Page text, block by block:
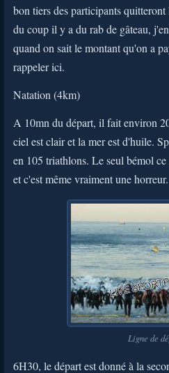
bon tiers des participants
du coup il y a du rab de gâteau,
quand on sait le montant qu'on a
rappeler ici.
Natation (4km)
A 10mn du départ, il fait environ
ciel est clair et la mer est d'huile.
en 105 triathlons. Le seul bémol
et c'est même vraiment une horreur.
Ligne de
6H30, le départ est donné à la